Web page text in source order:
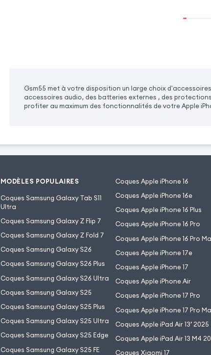
Gsm55 met à votre disposition un large choix
accessoires audio, des batteries externes , des
profiter au maximum des fonctionnalités de votre Apple
MODÈLES POPULAIRES
Coques Samsung Galaxy Tab S11
Ultra
Coques Samsung Galaxy Z Flip 7
Coques Samsung Galaxy Z Fold 7
Coques Samsung Galaxy S26
Coques Samsung Galaxy S26 Plus
Coques Samsung Galaxy S26 Ultra
Coques Samsung Galaxy S25
Coques Samsung Galaxy S25 Plus
Coques Samsung Galaxy S25 Ultra
Coques Samsung Galaxy S25 Edge
Coques Samsung Galaxy S25 FE
Coques Apple iPhone 16
Coques Apple iPhone 16e
Coques Apple iPhone 16 Plus
Coques Apple iPhone 16 Pro
Coques Apple iPhone 16 Pro
Coques Apple iPhone 17e
Coques Apple iPhone 17
Coques Apple iPhone Air
Coques Apple iPhone 17 Pro
Coques Apple iPhone 17 Pro
Coques Apple iPad Air 13’ 2025
Coques Apple iPad Air 13 M4
Coques Xiaomi 17